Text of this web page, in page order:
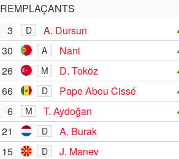
REMPLAÇANTS
3
D A. Dursun
30 A Nani
26 M D. Toköz
66 D Pape Abou Cissé
6 M T. Aydoğan
21 D
A. Burak
15
D
J. Manev